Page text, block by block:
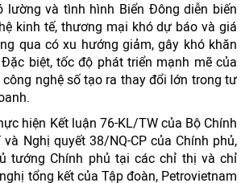
lường và tình hình Biển Đông diễn biến
kinh tế, thương mại khó dự báo và giá
qua có xu hướng giảm, gây khó khăn
biệt, tốc độ phát triển mạnh mẽ của
công nghệ số tạo ra thay đổi lớn trong tư
hiện Kết luận 76-KL/TW của Bộ Chính
Nghị quyết 38/NQ-CP của Chính phủ,
tướng Chính phủ tại các chỉ thị và chỉ
tổng kết của Tập đoàn, Petrovietnam